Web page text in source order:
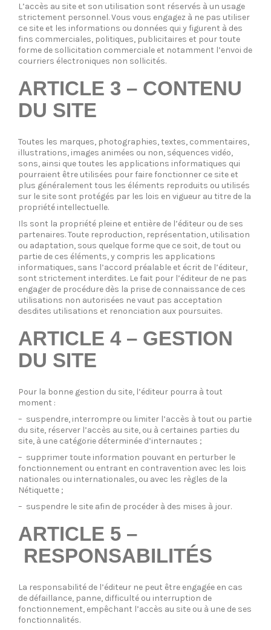
L’accès au site et son utilisation sont réservés à un usage
strictement personnel. Vous vous engagez à ne pas utiliser
ce site et les informations ou données qui y figurent à des
fins commerciales, politiques, publicitaires et pour toute
forme de sollicitation commerciale et notamment l’envoi de
courriers électroniques non sollicités.
ARTICLE 3 – CONTENU
DU SITE
Toutes les marques, photographies, textes, commentaires,
illustrations, images animées ou non, séquences vidéo,
sons, ainsi que toutes les applications informatiques qui
pourraient être utilisées pour faire fonctionner ce site et
plus généralement tous les éléments reproduits ou utilisés
sur le site sont protégés par les lois en vigueur au titre de la
propriété intellectuelle.
Ils sont la propriété pleine et entière de l’éditeur ou de ses
partenaires. Toute reproduction, représentation, utilisation
ou adaptation, sous quelque forme que ce soit, de tout ou
partie de ces éléments, y compris les applications
informatiques, sans l’accord préalable et écrit de l’éditeur,
sont strictement interdites. Le fait pour l’éditeur de ne pas
engager de procédure dès la prise de connaissance de ces
utilisations non autorisées ne vaut pas acceptation
desdites utilisations et renonciation aux poursuites.
ARTICLE 4 – GESTION
DU SITE
Pour la bonne gestion du site, l’éditeur pourra à tout
moment :
– suspendre, interrompre ou limiter l’accès à tout ou partie
du site, réserver l’accès au site, ou à certaines parties du
site, à une catégorie déterminée d’internautes ;
– supprimer toute information pouvant en perturber le
fonctionnement ou entrant en contravention avec les lois
nationales ou internationales, ou avec les règles de la
Nétiquette ;
– suspendre le site afin de procéder à des mises à jour.
ARTICLE 5 –
RESPONSABILITÉS
La responsabilité de l’éditeur ne peut être engagée en cas
de défaillance, panne, difficulté ou interruption de
fonctionnement, empêchant l’accès au site ou à une de ses
fonctionnalités.